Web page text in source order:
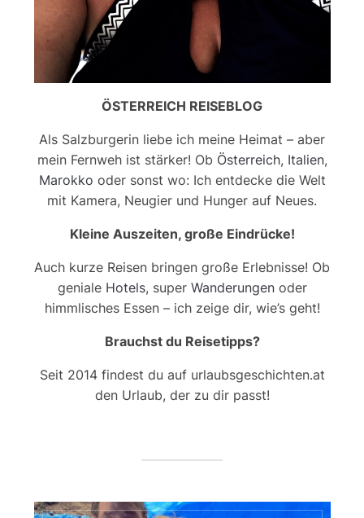
ÖSTERREICH REISEBLOG
Als Salzburgerin liebe ich meine Heimat – aber
mein Fernweh ist stärker! Ob Österreich, Italien,
Marokko oder sonst wo: Ich entdecke die Welt
mit Kamera, Neugier und Hunger auf Neues.
Kleine Auszeiten, große Eindrücke!
Auch kurze Reisen bringen große Erlebnisse! Ob
geniale Hotels, super Wanderungenoder
himmlisches Essen – ich zeige dir, wie’s geht!
Brauchst du Reisetipps?
Seit 2014 findest du auf urlaubsgeschichten.at
den Urlaub, der zu dir passt!